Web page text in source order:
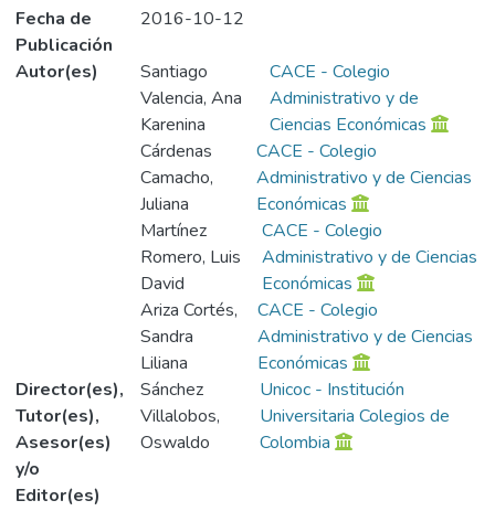
Fecha de
Publicación
2016-10-12
Autor(es)
Santiago
Valencia, Ana
Karenina
CACE - Colegio
Administrativo y de
Ciencias Económicas
Cárdenas
Camacho,
Juliana
CACE - Colegio
Administrativo y de Ciencias
Económicas
Martínez
Romero, Luis
David
CACE - Colegio
Administrativo y de Ciencias
Económicas
Ariza Cortés,
Sandra
Liliana
CACE - Colegio
Administrativo y de Ciencias
Económicas
Director(es),
Tutor(es),
Asesor(es)
y/o
Editor(es)
Sánchez
Villalobos,
Oswaldo
Unicoc - Institución
Universitaria Colegios de
Colombia